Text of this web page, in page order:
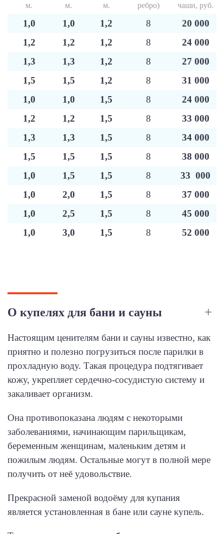
м.
м.
м.
ребро)
чаши, руб.
1,0 1,0 1,2 8
20 000
1,2
1,2 1,2 8
24 000
1,3
1,3 1,2 8
27 000
1,5
1,5 1,2 8
31 000
1,0
1,0 1,5 8
24 000
1,2
1,2 1,5 8
33 000
1,3
1,3 1,5 8
34 000
1,5
1,5 1,5 8
38 000
1,0
1,5 1,5 8
33 000
1,0
2,0 1,5 8
37 000
1,0
2,5 1,5 8
45 000
1,0
3,0 1,5 8 52 000
О купелях для бани и сауны
Настоящим ценителям бани и сауны известно, как
приятно и полезно погрузиться после парилки в
прохладную воду. Такая процедура подтягивает
кожу, укрепляет сердечно-сосудистую систему и
закаливает организм.
Она противопоказана людям с некоторыми
заболеваниями, начинающим парильщикам,
беременным женщинам, маленьким детям и
пожилым людям. Остальные могут в полной мере
получить от неё удовольствие.
Прекрасной заменой водоёму для купания
является установленная в бане или сауне купель.